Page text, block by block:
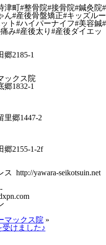
津町#整骨院#接骨院#鍼灸院#
ん#産後骨盤矯正#キッズルー
ト#ハイパーナイフ#美容鍼#
み#産後太り#産後ダイエッ
2185-1
ックス院
1832-1
里郷1447-2
郷2155-1-2f
http://yawara-seikotsuin.net
マックス院 »
けました♪